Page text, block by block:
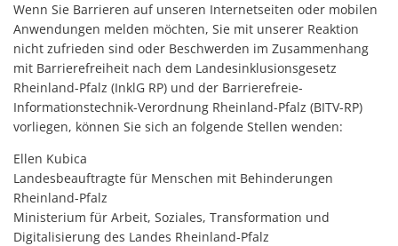
Wenn Sie Barrieren auf unseren Internetseiten oder mobilen
Anwendungen melden möchten, Sie mit unserer Reaktion
nicht zufrieden sind oder Beschwerden im Zusammenhang
mit Barrierefreiheit nach dem Landesinklusionsgesetz
Rheinland-Pfalz (InklG RP) und der Barrierefreie-
Informationstechnik-Verordnung Rheinland-Pfalz (BITV-RP)
vorliegen, können Sie sich an folgende Stellen wenden:
Ellen Kubica
Landesbeauftragte für Menschen mit Behinderungen
Rheinland-Pfalz
Ministerium für Arbeit, Soziales, Transformation und
Digitalisierung des Landes Rheinland-Pfalz